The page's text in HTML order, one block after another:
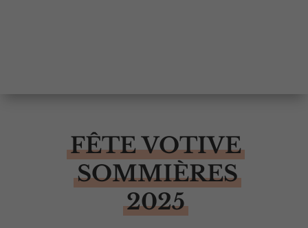
FÊTE VOTIVE
SOMMIÈRES
2025